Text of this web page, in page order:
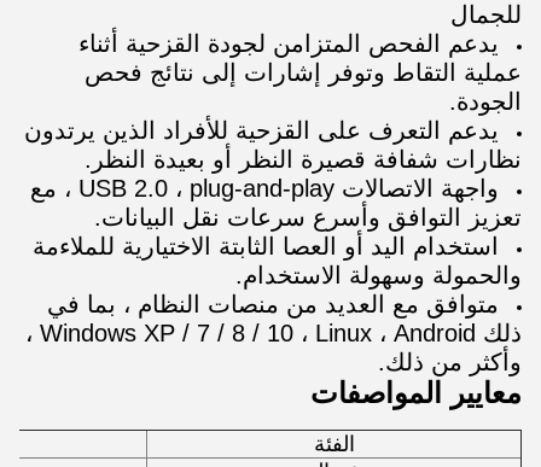
للجمال
يدعم الفحص المتزامن لجودة القزحية أثناء
عملية التقاط وتوفر إشارات إلى نتائج فحص
الجودة.
يدعم التعرف على القزحية للأفراد الذين يرتدون
نظارات شفافة قصيرة النظر أو بعيدة النظر.
واجهة الاتصالات USB 2.0 ، plug-and-play ، مع
تعزيز التوافق وأسرع سرعات نقل البيانات.
استخدام اليد أو العصا الثابتة الاختيارية للملاءمة
والحمولة وسهولة الاستخدام.
متوافق مع العديد من منصات النظام ، بما في
ذلك Windows XP / 7 / 8 / 10 ، Linux ، Android ،
وأكثر من ذلك.
معايير المواصفات
الفئة